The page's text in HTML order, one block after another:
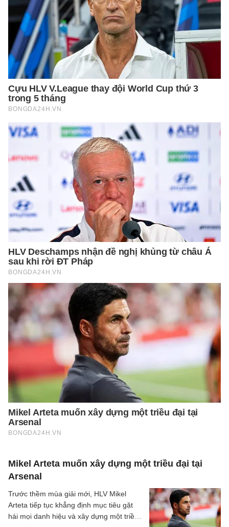
Mikel Arteta muốn xây dựng một triều đại tại
Arsenal
Trước thềm mùa giải mới, HLV Mikel
Arteta tiếp tục khẳng định mục tiêu gặt
hái mọi danh hiệu và xây dựng một triều